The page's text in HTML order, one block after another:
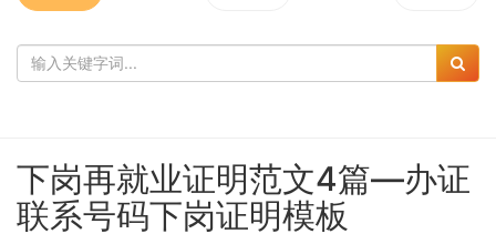
下岗再就业证明范文4篇—办证
联系号码下岗证明模板